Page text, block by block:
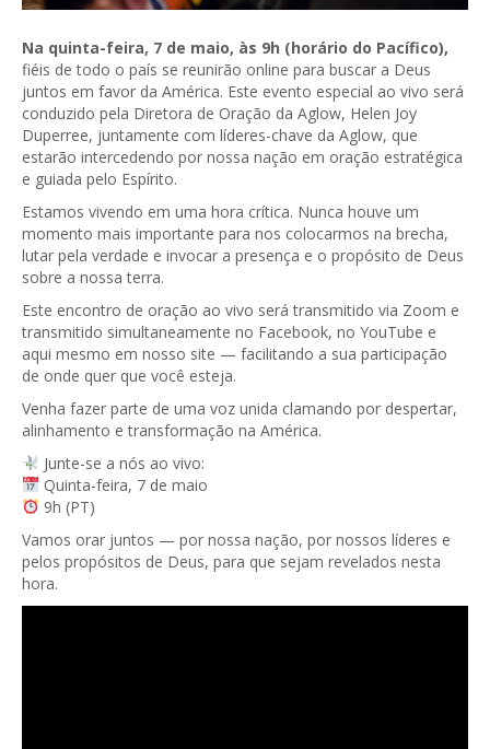
Na quinta-feira, 7 de maio, às 9h (horário do Pacífico),
fiéis de todo o país se reunirão online para buscar a Deus
juntos em favor da América. Este evento especial ao vivo será
conduzido pela Diretora de Oração da Aglow, Helen Joy
Duperree, juntamente com líderes-chave da Aglow, que
estarão intercedendo por nossa nação em oração estratégica
e guiada pelo Espírito.
Estamos vivendo em uma hora crítica. Nunca houve um
momento mais importante para nos colocarmos na brecha,
lutar pela verdade e invocar a presença e o propósito de Deus
sobre a nossa terra.
Este encontro de oração ao vivo será transmitido via Zoom e
transmitido simultaneamente no Facebook, no YouTube e
aqui mesmo em nosso site — facilitando a sua participação
de onde quer que você esteja.
Venha fazer parte de uma voz unida clamando por despertar,
alinhamento e transformação na América.
Junte-se a nós ao vivo:
Quinta-feira, 7 de maio
9h (PT)
Vamos orar juntos — por nossa nação, por nossos líderes e
pelos propósitos de Deus, para que sejam revelados nesta
hora.